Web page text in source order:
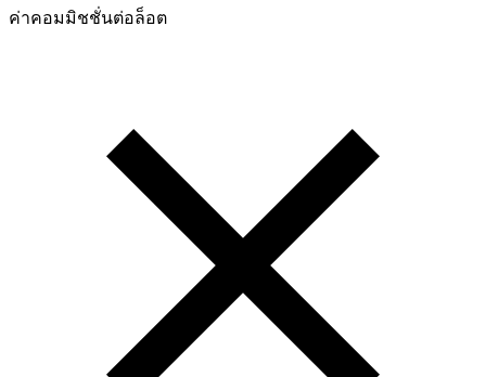
ค่าคอมมิชชั่นต่อล็อต